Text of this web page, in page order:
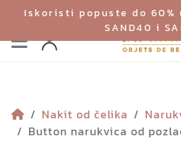
Iskoristi popuste do 60%
SAND40 i
Izbornik
Profil
Nakit od čelika
Button narukvica od